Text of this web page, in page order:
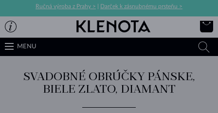
Ručná výroba z Prahy > Darček k zásnubnému prsteňu >
MENU
SVADOBNÉ OBRÚČKY PÁNSKE,
BIELE ZLATO, DIAMANT